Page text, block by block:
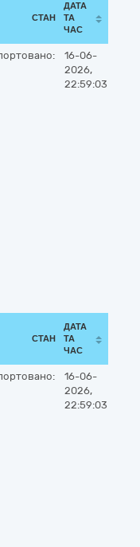
СТАН
ДАТА
ТА
ЧАС
16-06-
2026,
22:59:03
СТАН
ДАТА
ТА
ЧАС
16-06-
2026,
22:59:03